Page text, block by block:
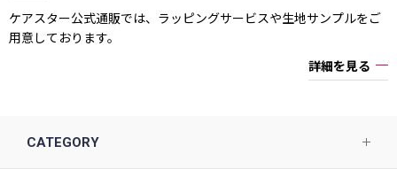
ケアスター公式通販では、ラッピングサービスや生地サンプルをご
用意しております。
詳細を見る
CATEGORY